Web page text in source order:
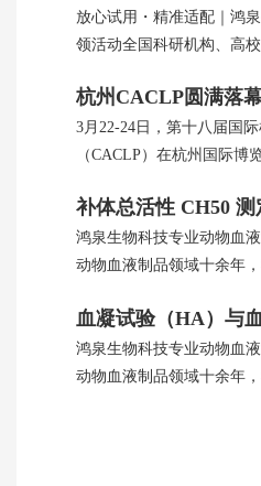
放心试用・精准适配｜鸿
领活动全国科研机构、高校
3月22-24日，第十八届国
（CACLP）在杭州国际博
补体总活性 CH50 测
鸿泉生物科技专业动物血
动物血液制品领域十余年，
血凝试验（HA）与
鸿泉生物科技专业动物血
动物血液制品领域十余年，